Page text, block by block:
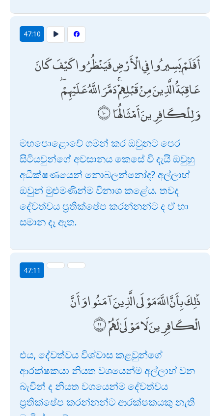
47:10
أَفَلَمْ يَسِيرُوا فِي الْأَرْضِ فَيَنْظُرُوا كَيْفَ كَانَ
عَاقِبَةُ الَّذِينَ مِنْ قَبْلِهِمْ ۚ دَمَّرَ اللَّهُ عَلَيْهِمْ ۖ
وَلِلْكَافِرِينَ أَمْثَالُهَا
මහපොළොවේ ගමන් කර ඔවුනට පෙර
සිටියවුන්ගේ අවසානය කෙසේ වී දැයි ඔවුහු
අධීක්ෂණයෙන් නොබලන්නෝද? අල්ලාහ්
ඔවුන් මුළුමණින්ම විනාශ කළේය. තවද
දේවත්වය ප්‍රතික්ෂේප කරන්නන්ට ද ඒ හා
සමාන දෑ ඇත.
47:11
ذَٰلِكَ بِأَنَّ اللَّهَ مَوْلَى الَّذِينَ آمَنُوا وَأَنَّ
الْكَافِرِينَ لَا مَوْلَىٰ لَهُمْ
එය, දේවත්වය විශ්වාස කළවුන්ගේ
ආරක්ෂකයා නියත වශයෙන්ම අල්ලාහ් වන
බැවින් ද නියත වශයෙන්ම දේවත්වය
ප්‍රතික්ෂේප කරන්නන්ට ආරක්ෂකයකු නැති